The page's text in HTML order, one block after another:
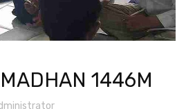
1446M